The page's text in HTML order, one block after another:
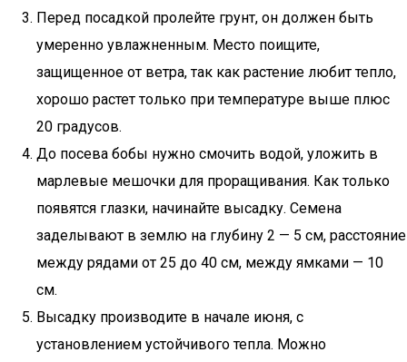
Перед посадкой пролейте грунт, он должен быть
умеренно увлажненным. Место поищите,
защищенное от ветра, так как растение любит тепло,
хорошо растет только при температуре выше плюс
20 градусов.
До посева бобы нужно смочить водой, уложить в
марлевые мешочки для проращивания. Как только
появятся глазки, начинайте высадку. Семена
заделывают в землю на глубину 2 — 5 см, расстояние
между рядами от 25 до 40 см, между ямками — 10
см.
Высадку производите в начале июня, с
установлением устойчивого тепла. Можно